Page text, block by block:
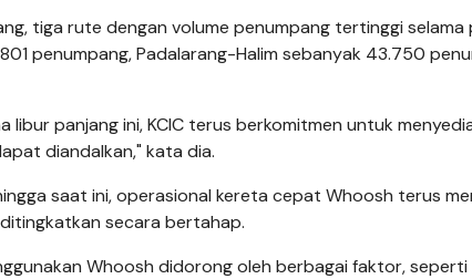
tiga rute dengan volume penumpang tertinggi
penumpang, Padalarang-Halim sebanyak 43.750
panjang ini, KCIC terus berkomitmen untuk
diandalkan," kata dia.
saat ini, operasional kereta cepat Whoosh terus
secara bertahap.
Whoosh didorong oleh berbagai faktor, seperti